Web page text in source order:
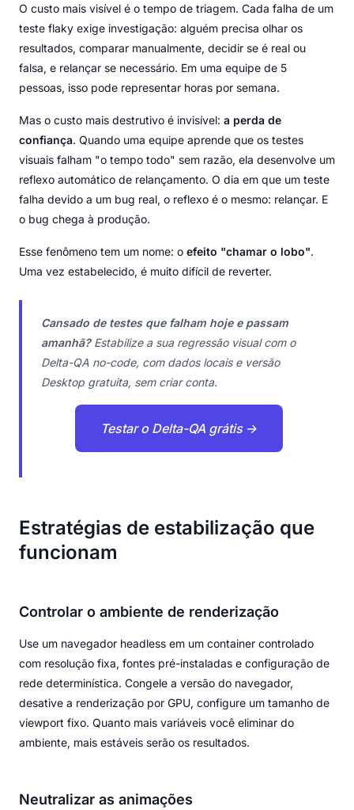
O custo mais visível é o tempo de triagem. Cada falha de um
teste flaky exige investigação: alguém precisa olhar os
resultados, comparar manualmente, decidir se é real ou
falsa, e relançar se necessário. Em uma equipe de 5
pessoas, isso pode representar horas por semana.
Mas o custo mais destrutivo é invisível: a perda de
confiança. Quando uma equipe aprende que os testes
visuais falham "o tempo todo" sem razão, ela desenvolve um
reflexo automático de relançamento. O dia em que um teste
falha devido a um bug real, o reflexo é o mesmo: relançar. E
o bug chega à produção.
Esse fenômeno tem um nome: o efeito "chamar o lobo".
Uma vez estabelecido, é muito difícil de reverter.
Cansado de testes que falham hoje e passam
amanhã?Estabilize a sua regressão visual com o
Delta-QA no-code, com dados locais e versão
Desktop gratuita, sem criar conta.
Testar o Delta-QA grátis →
Estratégias de estabilização que
funcionam
Controlar o ambiente de renderização
Use um navegador headless em um container controlado
com resolução fixa, fontes pré-instaladas e configuração de
rede determinística. Congele a versão do navegador,
desative a renderização por GPU, configure um tamanho de
viewport fixo. Quanto mais variáveis você eliminar do
ambiente, mais estáveis serão os resultados.
Neutralizar as animações